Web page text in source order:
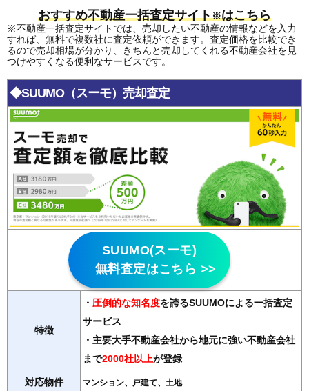
おすすめ不動産一括査定サイト※はこちら
※不動産一括査定サイトでは、売却したい不動産の情報などを入力
すれば、無料で複数社に査定依頼ができます。査定価格を比較でき
るので売却相場が分かり、きちんと売却してくれる不動産会社を見
つけやすくなる便利なサービスです。
◆SUUMO（スーモ）売却査定
SUUMO(スーモ)
無料査定はこちら >>
特徴
・ 圧倒的な知名度を誇るSUUMOによる一括査定
サービス
・主要大手不動産会社から地元に強い不動産会社
まで2000社以上が登録
対応物件 マンション、戸建て、土地